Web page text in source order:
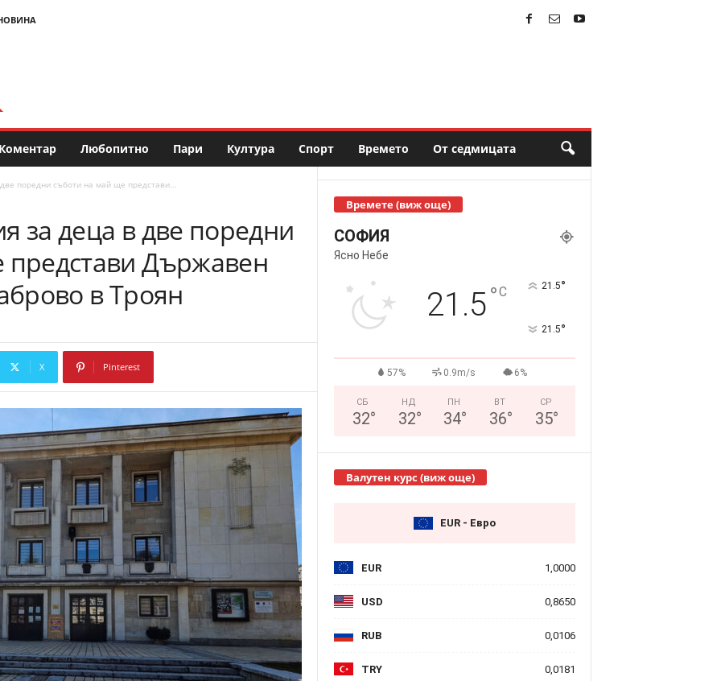
Коментар Любопитно Пари Култура Спорт Времето От седмицата
поредни съботи на май ще представи...
за деца в две поредни
Държавен
в Троян
X Pinterest
Времете (виж още)
СОФИЯ
Ясно Небе
21.5°C 21.5°
21.5°
57% 0.9m/s 6%
СБ
32°
НД
32°
ПН
34°
ВТ
36°
СР
35°
Валутен курс (виж още)
EUR - Евро
EUR 1,0000
USD 0,8650
RUB 0,0106
TRY 0,0181